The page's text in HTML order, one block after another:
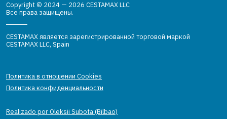
Copyright © 2024 — 2026 CESTAMAX LLC
Все права защищены.
CESTAMAX является зарегистрированной торговой маркой
CESTAMAX LLC, Spain
Политика в отношении Cookies
Политика конфиденциальности
Realizado por Oleksii Subota (Bilbao)